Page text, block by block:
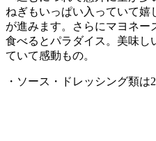
ねぎもいっぱい入っていて嬉
が進みます。さらにマヨネー
食べるとパラダイス。 美味し
ていて感動もの。
・ソース・ドレッシング類は2